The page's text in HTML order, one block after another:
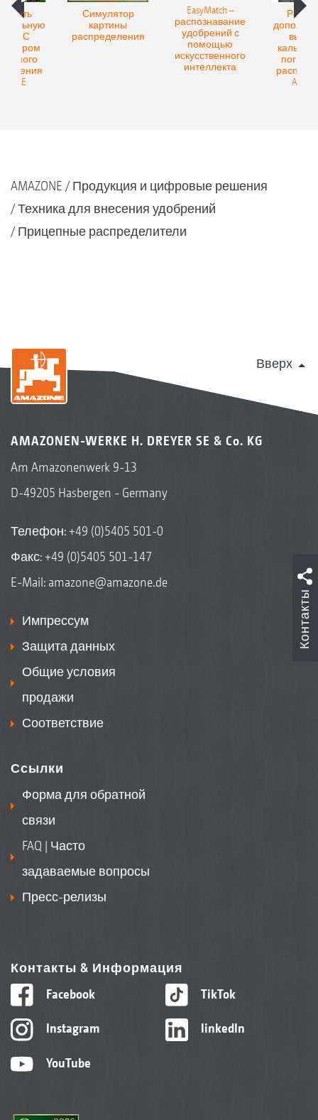
С
Симулятор
картины
распределения
EasyMatch –
распознавание
удобрений с
помощью
искусственного
интеллекта
AMAZONE
Продукция и цифровые решения
Техника для внесения удобрений
Прицепные распределители
Вверх
AMAZONEN-WERKE H. DREYER SE & Co. KG
Am Amazonenwerk 9-13
D-49205 Hasbergen - Germany
Телефон:+49 (0)5405 501-0
Факс: +49 (0)5405 501-147
E-Mail: amazone@amazone.de
Импрессум
Защита данных
Общие условия
продажи
Соответствие
Ссылки
Форма для обратной
связи
FAQ | Часто
задаваемые вопросы
Пресс-релизы
Контакты & Информация
Facebook
Instagram
YouTube
TikTok
linkedIn
Контакты